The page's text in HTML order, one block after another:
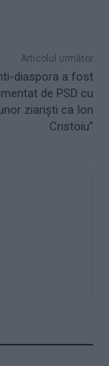
Articolul următor
diaspora a fost
de PSD cu
ziarişti ca Ion
Cristoiu”